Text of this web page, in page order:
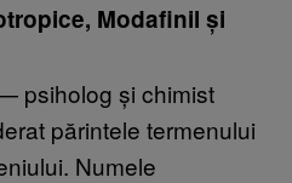
Modafinil și
psiholog și chimist
părintele termenului
Numele